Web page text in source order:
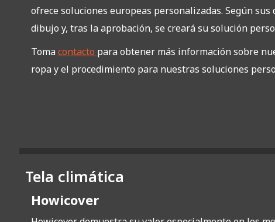
ofrece soluciones europeas personalizadas. Según sus
dibujo y, tras la aprobación, se creará su solución
Toma contacto para obtener más información sobre
ropa y el procedimiento para nuestras soluciones
Tela climática
Howicover